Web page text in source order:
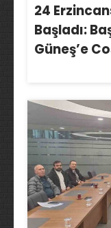
24
Başladı:
Güneş’e